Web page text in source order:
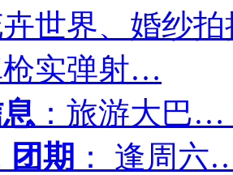
世界、婚纱
实弹射…
：旅游大巴…
团期 ： 逢周六